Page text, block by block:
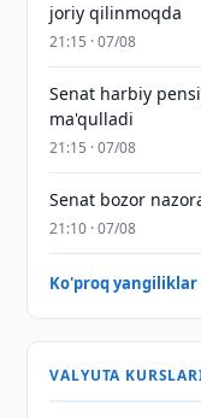
joriy qilinmoqda
21:15 · 07/08
Senat harbiy
ma'qulladi
21:15 · 07/08
Senat bozor
21:10 · 07/08
Ko'proq
VALYUTA